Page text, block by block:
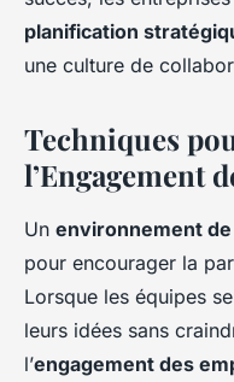
planification
une culture de
Techniques
l’Engagement
Un environnement
pour encourager la
Lorsque les équipes
leurs idées sans
l’engagement des